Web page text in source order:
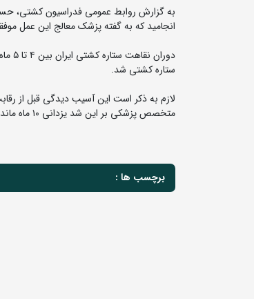
انجامید که به گفته پزشک معالج این عمل
ستاره کشتی شد.
لازم به ذکر است این آسیب دیدگی قبل از
متخصص پزشکی بر این شد یزدانی ۱۰ ماه مانده به شروع المیپک پاریس کتف راست خود را جراحی کند.
برچسب ها :